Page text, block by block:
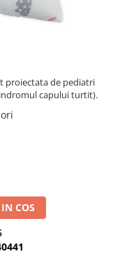
proiectata de pediatri
capului turtit).
COS